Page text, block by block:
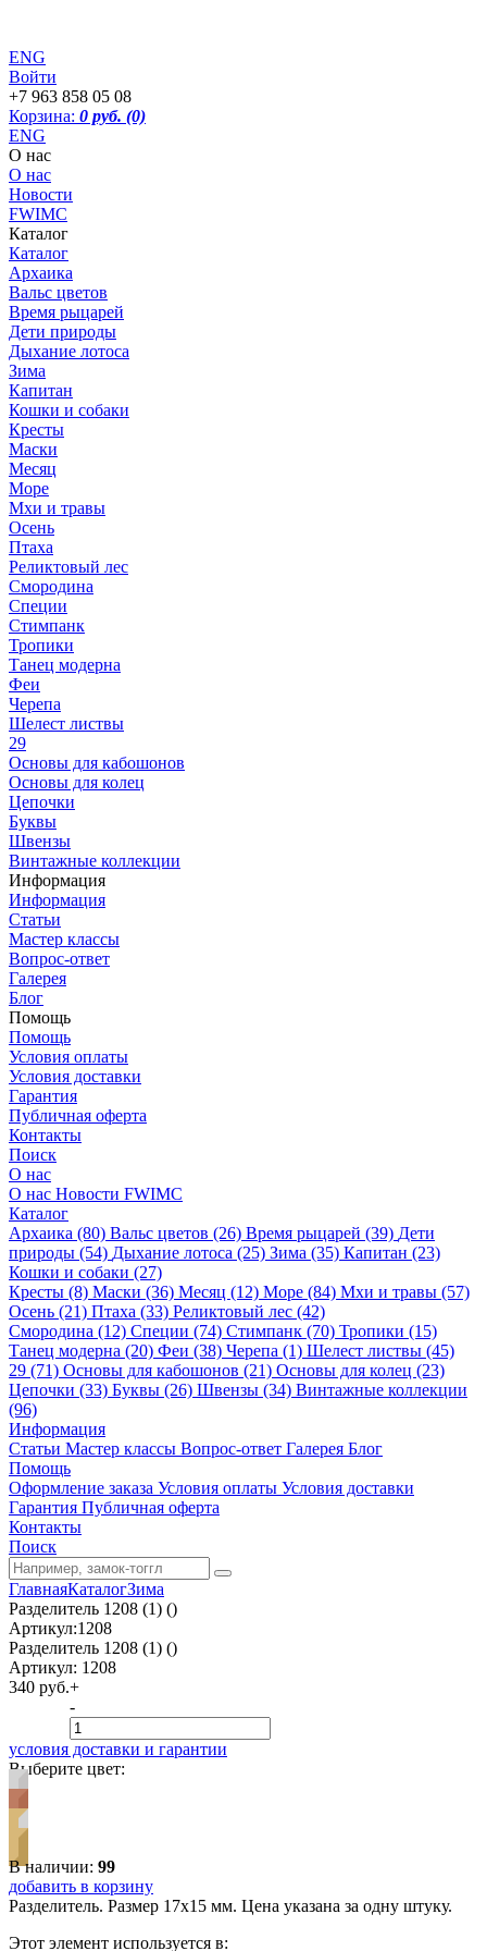
ENG
Войти
+7 963 858 05 08
Корзина: 0 руб. (0)
ENG
О нас
О нас
Новости
FWIMC
Каталог
Каталог
Архаика
Вальс цветов
Время рыцарей
Дети природы
Дыхание лотоса
Зима
Капитан
Кошки и собаки
Кресты
Маски
Месяц
Море
Мхи и травы
Осень
Птаха
Реликтовый лес
Смородина
Специи
Стимпанк
Тропики
Танец модерна
Феи
Черепа
Шелест листвы
29
Основы для кабошонов
Основы для колец
Цепочки
Буквы
Швензы
Винтажные коллекции
Информация
Информация
Статьи
Мастер классы
Вопрос-ответ
Галерея
Блог
Помощь
Помощь
Условия оплаты
Условия доставки
Гарантия
Публичная оферта
Контакты
Поиск
О нас
О нас Новости FWIMC
Каталог
Архаика (80) Вальс цветов (26) Время рыцарей (39) Дети
природы (54) Дыхание лотоса (25) Зима (35) Капитан (23)
Кошки и собаки (27)
Кресты (8) Маски (36) Месяц (12) Море (84) Мхи и травы (57)
Осень (21) Птаха (33) Реликтовый лес (42)
Смородина (12) Специи (74) Стимпанк (70) Тропики (15)
Танец модерна (20) Феи (38) Черепа (1) Шелест листвы (45)
29 (71) Основы для кабошонов (21) Основы для колец (23)
Цепочки (33) Буквы (26) Швензы (34) Винтажные коллекции
(96)
Информация
Статьи Мастер классы Вопрос-ответ Галерея Блог
Помощь
Оформление заказа Условия оплаты Условия доставки
Гарантия Публичная оферта
Контакты
Поиск
ГлавнаяКаталогЗима
Разделитель 1208 (1) ()
Артикул:1208
Разделитель 1208 (1) ()
Артикул: 1208
340 руб.+
-
условия доставки и гарантии
Выберите цвет:
В наличии: 99
добавить в корзину
Разделитель. Размер 17х15 мм. Цена указана за одну штуку.
Этот элемент используется в: